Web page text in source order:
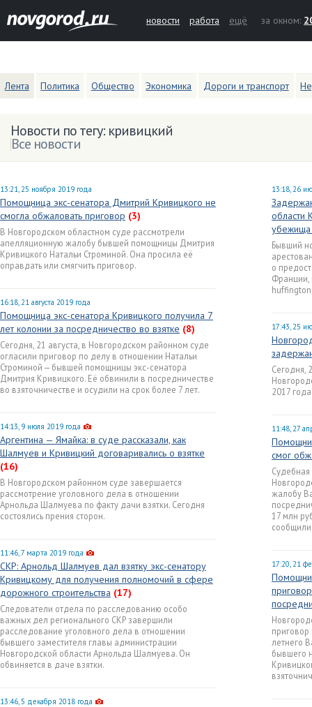
новости работа ещё за окном:
Лента Политика Общество Экономика Дороги и транспорт
Новости по тегу: кривицкий
Все новости
13:21, 25 ноября 2019 года
Помощница экс-сенатора Дмитрий Кривицкого не
смогла обжаловать приговор (3)
В Новгородском областном суде рассмотрели
апелляционную жалобу бывшей помощницы Дмитрия
Кривицкого Натальи Строминой. Она просила её
оправдать или смягчить приговор.
16:18, 21 августа 2019 года
Помощница экс-сенатора Кривицкого получила 7
лет колонии за посредничество во взятке (8)
Сегодня, 21 августа, в Новгородском районном суде
огласили приговор по делу в отношении Натальи
Строминой — бывшей помощницы экс-сенатора
Дмитрия Кривицкого. Её обвинили в посредничестве
во взяточничестве и осудили на срок более 7 лет.
14:13, 9 июля 2019 года
Аргентина — Ямайка: в суде рассказали, как
Шалмуев и Кривицкий договаривались о взятке
(16)
В Новгородском районном суде завершается
рассмотрение уголовного дела в отношении
Арнольда Шалмуева по факту дачи взятки. Сегодня
состоялись прения сторон.
11:46, 7 марта 2019 года
СКР: Арнольд Шалмуев дал взятку экс-сенатору
Кривицкому для получения полномочий в сфере
дорожного строительства (17)
Следователи отдела по расследованию особо
важных дел регионального СКР завершили
расследование уголовного дела в отношении
бывшего заместителя главы администрации
Новгородской области Арнольда Шалмуева. Он
обвиняется в даче взятки.
13:46, 5 декабря 2018 года
13:18, 26
области
Бывший
о
Франции,
17:43, 25
Сегодня,
2017
11:48, 27
смог
жалобу
17 млн
сообщили
17:20, 21
летнего
бывшего